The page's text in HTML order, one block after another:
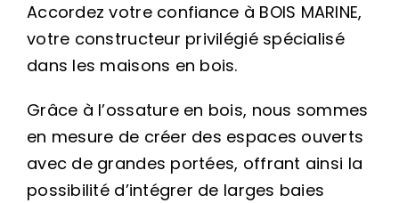
Accordez votre confiance à BOIS MARINE,
votre constructeur privilégié spécialisé
dans les maisons en bois.
Grâce à l’ossature en bois, nous sommes
en mesure de créer des espaces ouverts
avec de grandes portées, offrant ainsi la
possibilité d’intégrer de larges baies